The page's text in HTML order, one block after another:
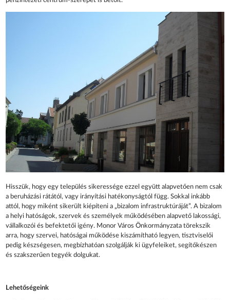
Hisszük, hogy egy település sikeressége ezzel együtt alapvetően nem csak
a beruházási rátától, vagy irányítási hatékonyságtól függ. Sokkal inkább
attól, hogy miként sikerült kiépíteni a „bizalom infrastruktúráját”. A bizalom
a helyi hatóságok, szervek és személyek működésében alapvető lakossági,
vállalkozói és befektetői igény. Monor Város Önkormányzata törekszik
arra, hogy szervei, hatóságai működése kiszámítható legyen, tisztviselői
pedig készségesen, megbízhatóan szolgálják ki ügyfeleiket, segítőkészen
és szakszerűen tegyék dolgukat.
Lehetőségeink